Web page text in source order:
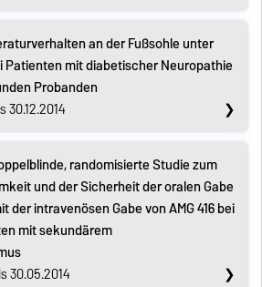
an der Fußsohle unter
mit diabetischer Neuropathie
Probanden
30.12.2014
randomisierte Studie zum
und der Sicherheit der oralen Gabe
der intravenösen Gabe von AMG 416 bei
mit sekundärem
30.05.2014